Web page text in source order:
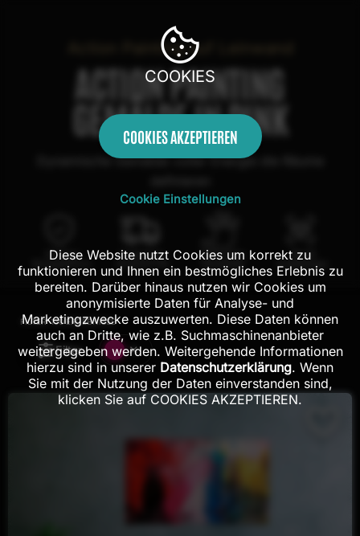
Action Painting auf Leinwand
ACTION PAINTING
GEMÄLDE IN PINK
Dynamische Gemälde voller Energie die Räume
100 Tage
Rückgaberecht
Kostenloser
Versand in DE
100% echte
Handarbeit
Mit AR
Probehängen
FILTER:130 ERGEBNISSE
Filter
COOKIES
COOKIES AKZEPTIEREN
Cookie Einstellungen
Diese Website nutzt Cookies um korrekt zu
funktionieren und Ihnen ein bestmögliches Erlebnis zu
bereiten. Darüber hinaus nutzen wir Cookies um
anonymisierte Daten für Analyse- und
Marketingzwecke auszuwerten. Diese Daten können
auch an Dritte, wie z.B. Suchmaschinenanbieter
weitergegeben werden. Weitergehende Informationen
hierzu sind in unserer Datenschutzerklärung. Wenn
Sie mit der Nutzung der Daten einverstanden sind,
klicken Sie auf COOKIES AKZEPTIEREN.